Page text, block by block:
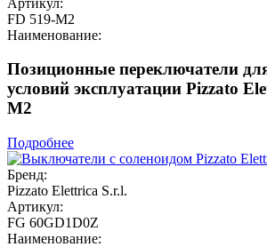
FD 519-M2
Наименование:
Позиционные переключатели
условий эксплуатации Pizzato
M2
Подробнее
Бренд:
Pizzato Elettrica S.r.l.
Артикул:
FG 60GD1D0Z
Наименование: